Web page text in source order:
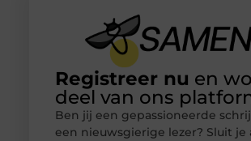
Registreer nu en
deel van ons
Ben jij een gepassioneerde
een nieuwsgierige lezer? Sluit je